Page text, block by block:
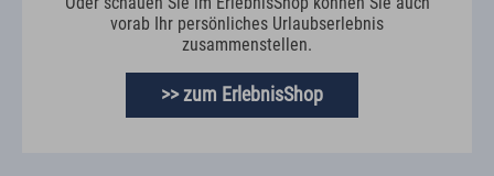
vorab Ihr persönliches Urlaubserlebnis
zusammenstellen.
>> zum ErlebnisShop